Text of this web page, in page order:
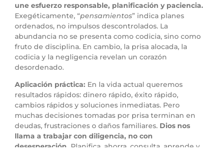
une esfuerzo responsable, planificación y paciencia.
Exegéticamente, “pensamientos” indica planes
ordenados, no impulsos descontrolados. La
abundancia no se presenta como codicia, sino como
fruto de disciplina. En cambio, la prisa alocada, la
codicia y la negligencia revelan un corazón
desordenado.
Aplicación práctica: En la vida actual queremos
resultados rápidos: dinero rápido, éxito rápido,
cambios rápidos y soluciones inmediatas. Pero
muchas decisiones tomadas por prisa terminan en
deudas, frustraciones o daños familiares. Dios nos
llama a trabajar con diligencia, no con
desesperación. Planifica, ahorra, consulta, aprende y